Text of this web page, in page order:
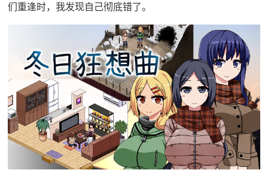
们重逢时，我发现自己彻底错了。